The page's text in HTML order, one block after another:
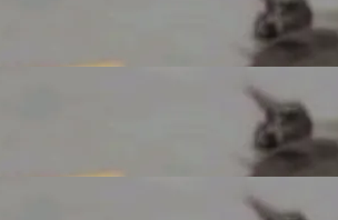
吐量提升 41%，每 token
清，而是真正听懂。通过
方言识别覆盖粤语、吴语
复版本。 Changes/fixe
几个问题 为避免音频加
，他利用 AI 工具（如 Co